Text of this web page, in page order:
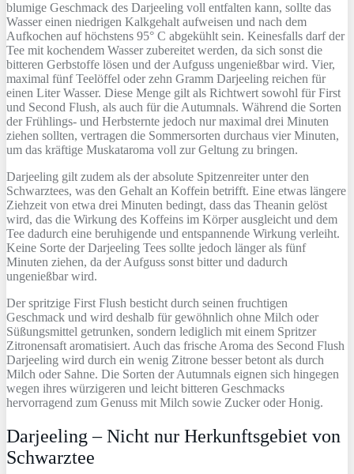
blumige Geschmack des Darjeeling voll entfalten kann, sollte das
Wasser einen niedrigen Kalkgehalt aufweisen und nach dem
Aufkochen auf höchstens 95° C abgekühlt sein. Keinesfalls darf der
Tee mit kochendem Wasser zubereitet werden, da sich sonst die
bitteren Gerbstoffe lösen und der Aufguss ungenießbar wird. Vier,
maximal fünf Teelöffel oder zehn Gramm Darjeeling reichen für
einen Liter Wasser. Diese Menge gilt als Richtwert sowohl für First
und Second Flush, als auch für die Autumnals. Während die Sorten
der Frühlings- und Herbsternte jedoch nur maximal drei Minuten
ziehen sollten, vertragen die Sommersorten durchaus vier Minuten,
um das kräftige Muskataroma voll zur Geltung zu bringen.
Darjeeling gilt zudem als der absolute Spitzenreiter unter den
Schwarztees, was den Gehalt an Koffein betrifft. Eine etwas längere
Ziehzeit von etwa drei Minuten bedingt, dass das Theanin gelöst
wird, das die Wirkung des Koffeins im Körper ausgleicht und dem
Tee dadurch eine beruhigende und entspannende Wirkung verleiht.
Keine Sorte der Darjeeling Tees sollte jedoch länger als fünf
Minuten ziehen, da der Aufguss sonst bitter und dadurch
ungenießbar wird.
Der spritzige First Flush besticht durch seinen fruchtigen
Geschmack und wird deshalb für gewöhnlich ohne Milch oder
Süßungsmittel getrunken, sondern lediglich mit einem Spritzer
Zitronensaft aromatisiert. Auch das frische Aroma des Second Flush
Darjeeling wird durch ein wenig Zitrone besser betont als durch
Milch oder Sahne. Die Sorten der Autumnals eignen sich hingegen
wegen ihres würzigeren und leicht bitteren Geschmacks
hervorragend zum Genuss mit Milch sowie Zucker oder Honig.
Darjeeling – Nicht nur Herkunftsgebiet von
Schwarztee